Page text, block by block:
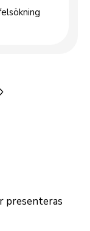
presenteras